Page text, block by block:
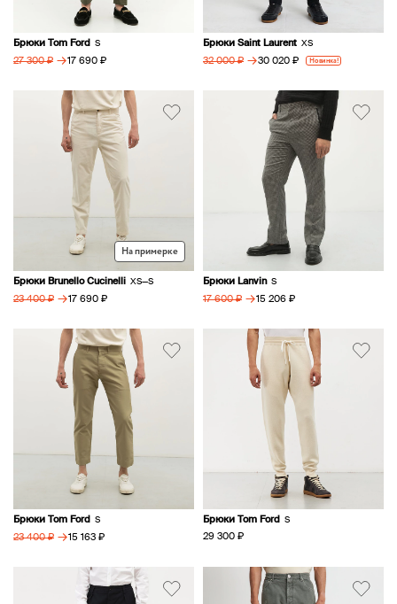
Брюки Tom Ford S
27 300 ₽ → 17 690 ₽
Брюки Saint Laurent XS
32 000 ₽ → 30 020 ₽ Новинка!
На примерке
Брюки Brunello Cucinelli XS—S
23 400 ₽ → 17 690 ₽
Брюки Lanvin S
17 600 ₽ → 15 206 ₽
Брюки Tom Ford S
23 400 ₽ → 15 163 ₽
Брюки Tom Ford S
29 300 ₽